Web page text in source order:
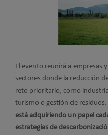
El evento reunirá a empresas
sectores donde la reducción
reto prioritario, como
turismo o gestión de
está adquiriendo un papel
estrategias de